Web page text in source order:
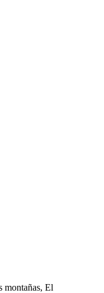
montañas, El